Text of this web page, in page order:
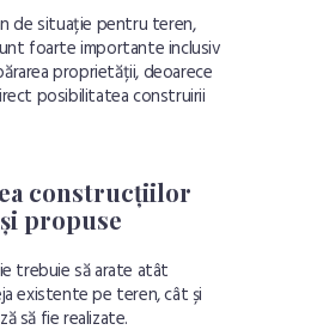
de situație pentru teren,
foarte importante inclusiv
proprietății, deoarece
posibilitatea construirii
construcțiilor
propuse
trebuie să arate atât
existente pe teren, cât și
să fie realizate.